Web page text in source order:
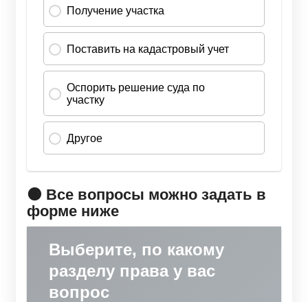
🟠 Все вопросы можно задать в
форме ниже